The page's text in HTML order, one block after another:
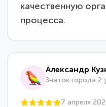
качественную
процесса.
Александр
Знаток города 2
7 апреля